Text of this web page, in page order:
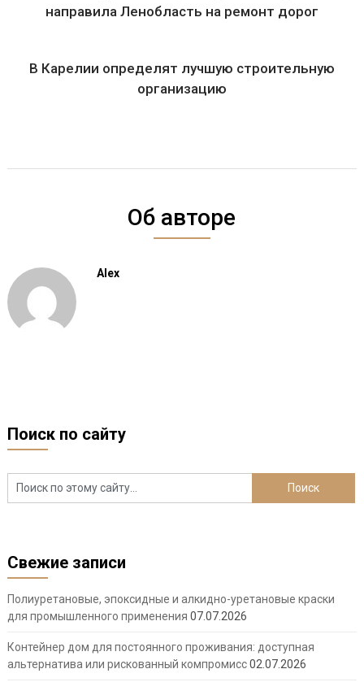
направила Ленобласть на ремонт дорог
В Карелии определят лучшую строительную
организацию
Об авторе
Alex
Поиск по сайту
Свежие записи
Полиуретановые, эпоксидные и алкидно-уретановые краски
для промышленного применения 07.07.2026
Контейнер дом для постоянного проживания: доступная
альтернатива или рискованный компромисс02.07.2026